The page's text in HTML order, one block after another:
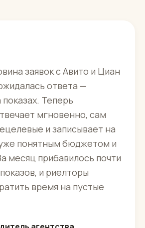
заявок с Авито и Циан
ответа —
Теперь
мгновенно, сам
и записывает на
понятным бюджетом и
месяц прибавилось почти
и риелторы
время на пустые